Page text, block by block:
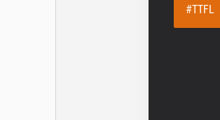
#TTFL